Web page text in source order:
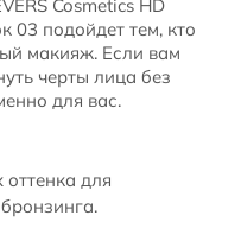
Cosmetics HD
03 подойдет тем, кто
макияж. Если вам
черты лица без
для вас.
для